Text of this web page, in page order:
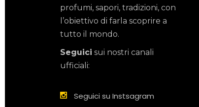
profumi, sapori, tradizioni, con
l’obiettivo di farla scoprire a
tutto il mondo.
Seguici sui nostri canali
ufficiali:
Seguici su Instsagram